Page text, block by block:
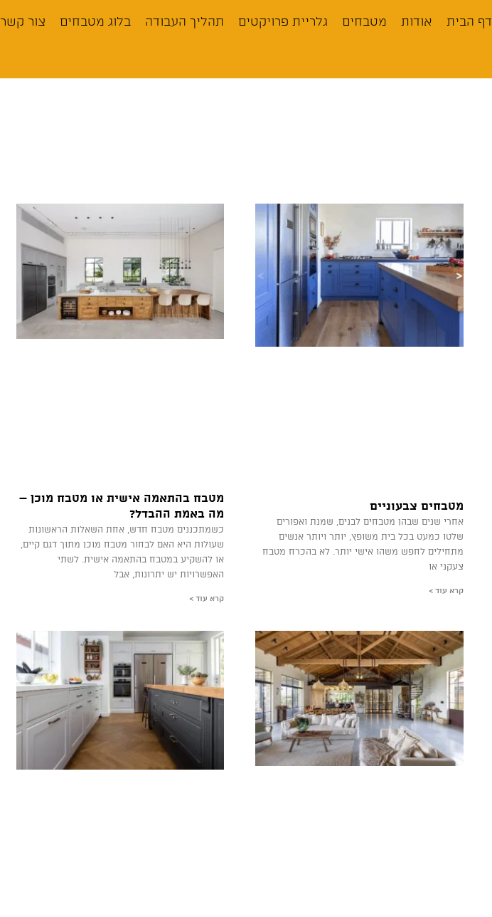
דף הבית אודות מטבחים גלריית פרויקטים תהליך העבודה בלוג מטבחים צור קשר
מטבחים צבעוניים
אחרי שנים שבהן מטבחים לבנים, שמנת ואפורים
שלטו כמעט בכל בית משופץ, יותר ויותר אנשים
מתחילים לחפש משהו אישי יותר. לא בהכרח מטבח
צעקני או
קרא עוד >
מטבח בהתאמה אישית או מטבח מוכן –
מה באמת ההבדל?
כשמתכננים מטבח חדש, אחת השאלות הראשונות
שעולות היא האם לבחור מטבח מוכן מתוך דגם קיים,
או להשקיע במטבח בהתאמה אישית. לשתי
האפשרויות יש יתרונות, אבל
קרא עוד >